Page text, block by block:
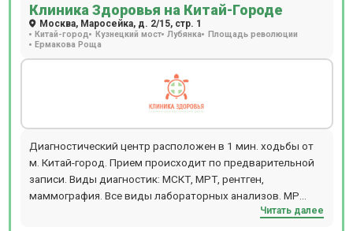
Клиника Здоровья на Китай-Городе
Москва, Маросейка, д. 2/15, стр. 1
Китай-город Кузнецкий мост Лубянка Площадь революции
Ермакова Роща
Диагностический центр расположен в 1 мин. ходьбы от
м. Китай-город. Прием происходит по предварительной
записи. Виды диагностик: МСКТ, МРТ, рентген,
маммография. Все виды лабораторных анализов. МР
диагностика проводится на высокоточном томографе
Читать далее